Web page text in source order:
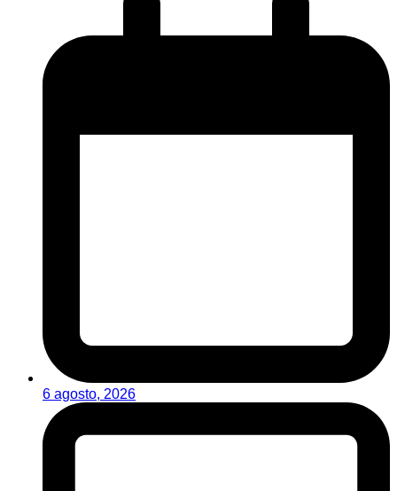
6 agosto, 2026